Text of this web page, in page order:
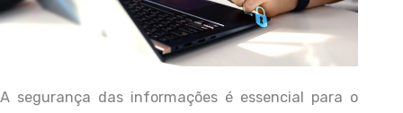
A segurança das informações é essencial para o